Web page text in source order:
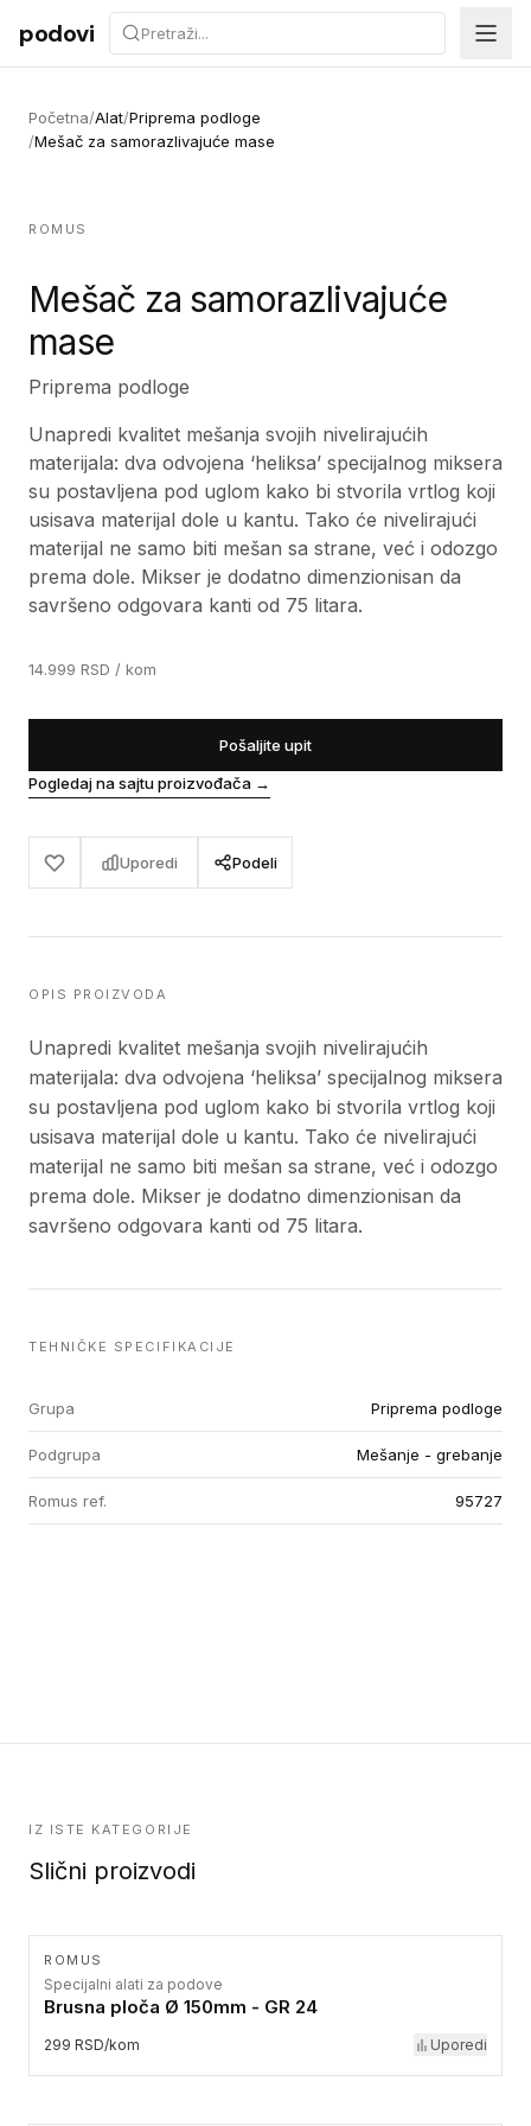
Preskoči na sadržaj
podovi
Početna/Alat/Priprema podloge
/Mešač za samorazlivajuće mase
ROMUS
Mešač za samorazlivajuće
mase
Priprema podloge
Unapredi kvalitet mešanja svojih nivelirajućih
materijala: dva odvojena ‘heliksa’ specijalnog miksera
su postavljena pod uglom kako bi stvorila vrtlog koji
usisava materijal dole u kantu. Tako će nivelirajući
materijal ne samo biti mešan sa strane, već i odozgo
prema dole. Mikser je dodatno dimenzionisan da
savršeno odgovara kanti od 75 litara.
14.999 RSD / kom
Pošaljite upit
Pogledaj na sajtu proizvođača →
Uporedi Podeli
OPIS PROIZVODA
Unapredi kvalitet mešanja svojih nivelirajućih
materijala: dva odvojena ‘heliksa’ specijalnog miksera
su postavljena pod uglom kako bi stvorila vrtlog koji
usisava materijal dole u kantu. Tako će nivelirajući
materijal ne samo biti mešan sa strane, već i odozgo
prema dole. Mikser je dodatno dimenzionisan da
savršeno odgovara kanti od 75 litara.
TEHNIČKE SPECIFIKACIJE
Grupa Priprema podloge
Podgrupa Mešanje - grebanje
Romus ref. 95727
IZ ISTE KATEGORIJE
Slični proizvodi
ROMUS
Specijalni alati za podove
Brusna ploča Ø 150mm - GR 24
299 RSD/kom Uporedi